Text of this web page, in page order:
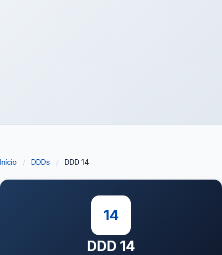
Início / DDDs / DDD 14
14
DDD 14